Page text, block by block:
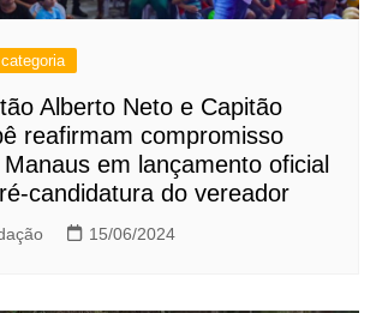
Alberto Neto e Capitão
reafirmam compromisso
em lançamento oficial
candidatura do vereador
15/06/2024